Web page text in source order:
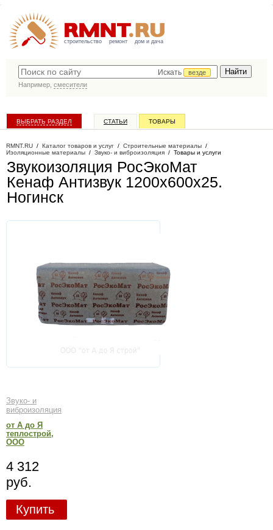
строительство ремонт дом и дача
Искать
везде
Например, смесители
ВЫБРАТЬ РАЗДЕЛ СТАТЬИ ТОВАРЫ
RMNT.RU / Каталог товаров и услуг / Строительные материалы /
Изоляционные материалы / Звуко- и виброизоляция / Товары и услуги
Звукоизоляция РосЭкоМат
Кенаф Антизвук 1200х600х25.
Ногинск
Звуко- и
виброизоляция
от А до Я
теплострой,
ООО
4 312
руб.
Купить